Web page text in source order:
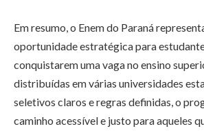
Em resumo, o Enem do Paraná
oportunidade estratégica para
conquistarem uma vaga no ensino
distribuídas em várias universidades
seletivos claros e regras definidas, o
caminho acessível e justo para aqueles